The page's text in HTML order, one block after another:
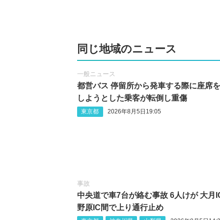
同じ地域のニュース
一般ニュース
都営バス 停留所から発車する際に座席
しようとした乗客が転倒し重傷
東京都 2026年8月5日19:05
事故
中央道で車7台が絡む事故 6人けが 大月
野原IC間で上り通行止め